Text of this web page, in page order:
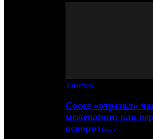
Участок
Сосед «отрезал»
межевании: как
оспорить…